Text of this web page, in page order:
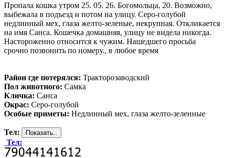
Пропала кошка утром 25. 05. 26. Богомольца, 20. Возможно,
выбежала в подъезд и потом на улицу. Серо-голубой
недлинный мех, глаза желто-зеленые, некрупная. Откликается
на имя Санса. Кошечка домашняя, улицу не видела никогда.
Настороженно относится к чужим. Нашедшего просьба
срочно позвонить по номеру., в любое время
Район где потерялся: Тракторозаводский
Пол животного: Самка
Кличка: Санса
Окрас: Серо-голубой
Особые приметы: Недлинный мех, глаза желто-зеленные
Тел:
Тел: